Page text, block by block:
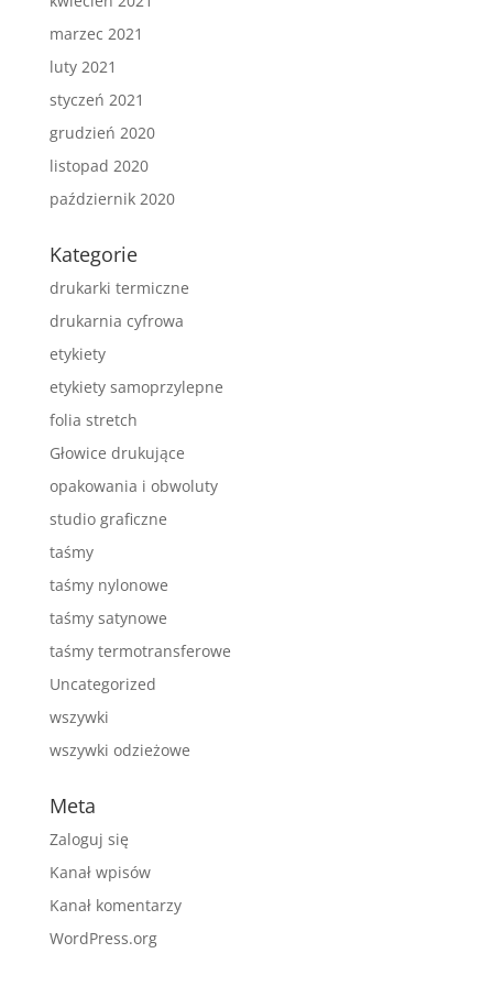
marzec 2021
luty 2021
styczeń 2021
grudzień 2020
listopad 2020
październik 2020
Kategorie
drukarki termiczne
drukarnia cyfrowa
etykiety
etykiety samoprzylepne
folia stretch
Głowice drukujące
opakowania i obwoluty
studio graficzne
taśmy
taśmy nylonowe
taśmy satynowe
taśmy termotransferowe
Uncategorized
wszywki
wszywki odzieżowe
Meta
Zaloguj się
Kanał wpisów
Kanał komentarzy
WordPress.org